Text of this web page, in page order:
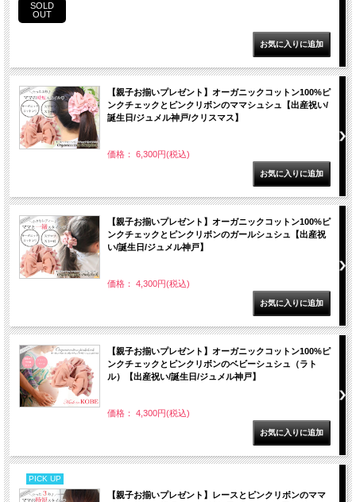
SOLD
OUT
【親子お揃いプレゼント】オーガニックコットン100%ピ
ンクチェックとピンクリボンのママシュシュ【出産祝い/
誕生日/ジュメル神戸/クリスマス】
価格： 6,300円(税込)
【親子お揃いプレゼント】オーガニックコットン100%ピ
ンクチェックとピンクリボンのガールシュシュ【出産祝
い/誕生日/ジュメル神戸】
価格： 4,300円(税込)
【親子お揃いプレゼント】オーガニックコットン100%ピ
ンクチェックとピンクリボンのベビーシュシュ（ラト
ル）【出産祝い/誕生日/ジュメル神戸】
価格： 4,300円(税込)
PICK UP
【親子お揃いプレゼント】レースとピンクリボンのママ